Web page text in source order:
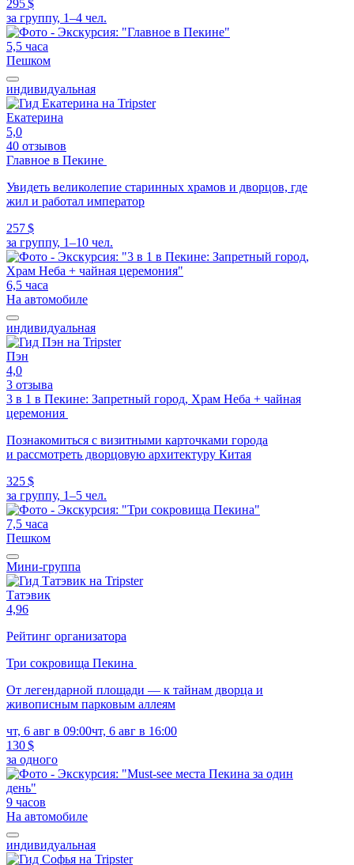
295 $
за группу, 1–4 чел.
5,5 часа
Пешком
индивидуальная
Екатерина
5,0
40 отзывов
Главное в Пекине
Увидеть великолепие старинных храмов и дворцов, где
жил и работал император
257 $
за группу, 1–10 чел.
6,5 часа
На автомобиле
индивидуальная
Пэн
4,0
3 отзыва
3 в 1 в Пекине: Запретный город, Храм Неба + чайная
церемония
Познакомиться с визитными карточками города
и рассмотреть дворцовую архитектуру Китая
325 $
за группу, 1–5 чел.
7,5 часа
Пешком
Мини-группа
Татэвик
4,96
Рейтинг организатора
Три сокровища Пекина
От легендарной площади — к тайнам дворца и
живописным парковым аллеям
чт, 6 авг в 09:00чт, 6 авг в 16:00
130 $
за одного
9 часов
На автомобиле
индивидуальная